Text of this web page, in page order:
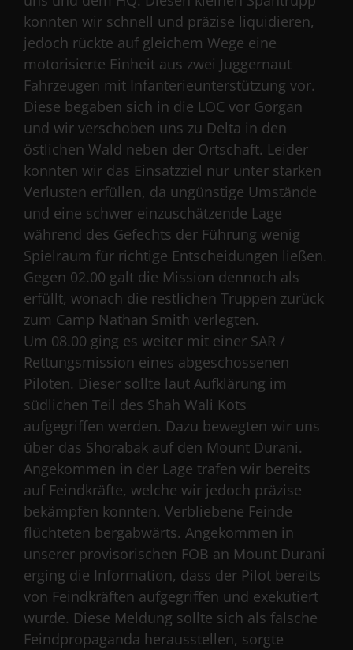
konnten wir schnell und präzise liquidieren,
jedoch rückte auf gleichem Wege eine
motorisierte Einheit aus zwei Juggernaut
Fahrzeugen mit Infanterieunterstützung vor.
Diese begaben sich in die LOC vor Gorgan
und wir verschoben uns zu Delta in den
östlichen Wald neben der Ortschaft. Leider
konnten wir das Einsatzziel nur unter starken
Verlusten erfüllen, da ungünstige Umstände
und eine schwer einzuschätzende Lage
während des Gefechts der Führung wenig
Spielraum für richtige Entscheidungen ließen.
Gegen 02.00 galt die Mission dennoch als
erfüllt, wonach die restlichen Truppen zurück
zum Camp Nathan Smith verlegten.
Um 08.00 ging es weiter mit einer SAR /
Rettungsmission eines abgeschossenen
Piloten. Dieser sollte laut Aufklärung im
südlichen Teil des Shah Wali Kots
aufgegriffen werden. Dazu bewegten wir uns
über das Shorabak auf den Mount Durani.
Angekommen in der Lage trafen wir bereits
auf Feindkräfte, welche wir jedoch präzise
bekämpfen konnten. Verbliebene Feinde
flüchteten bergabwärts. Angekommen in
unserer provisorischen FOB an Mount Durani
erging die Information, dass der Pilot bereits
von Feindkräften aufgegriffen und exekutiert
wurde. Diese Meldung sollte sich als falsche
Feindpropaganda herausstellen, sorgte